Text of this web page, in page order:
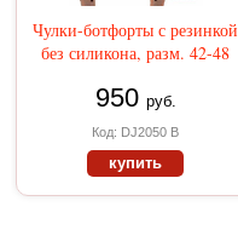
Чулки-ботфорты с резинкой
без силикона, разм. 42-48
950 руб.
Код: DJ2050 B
купить